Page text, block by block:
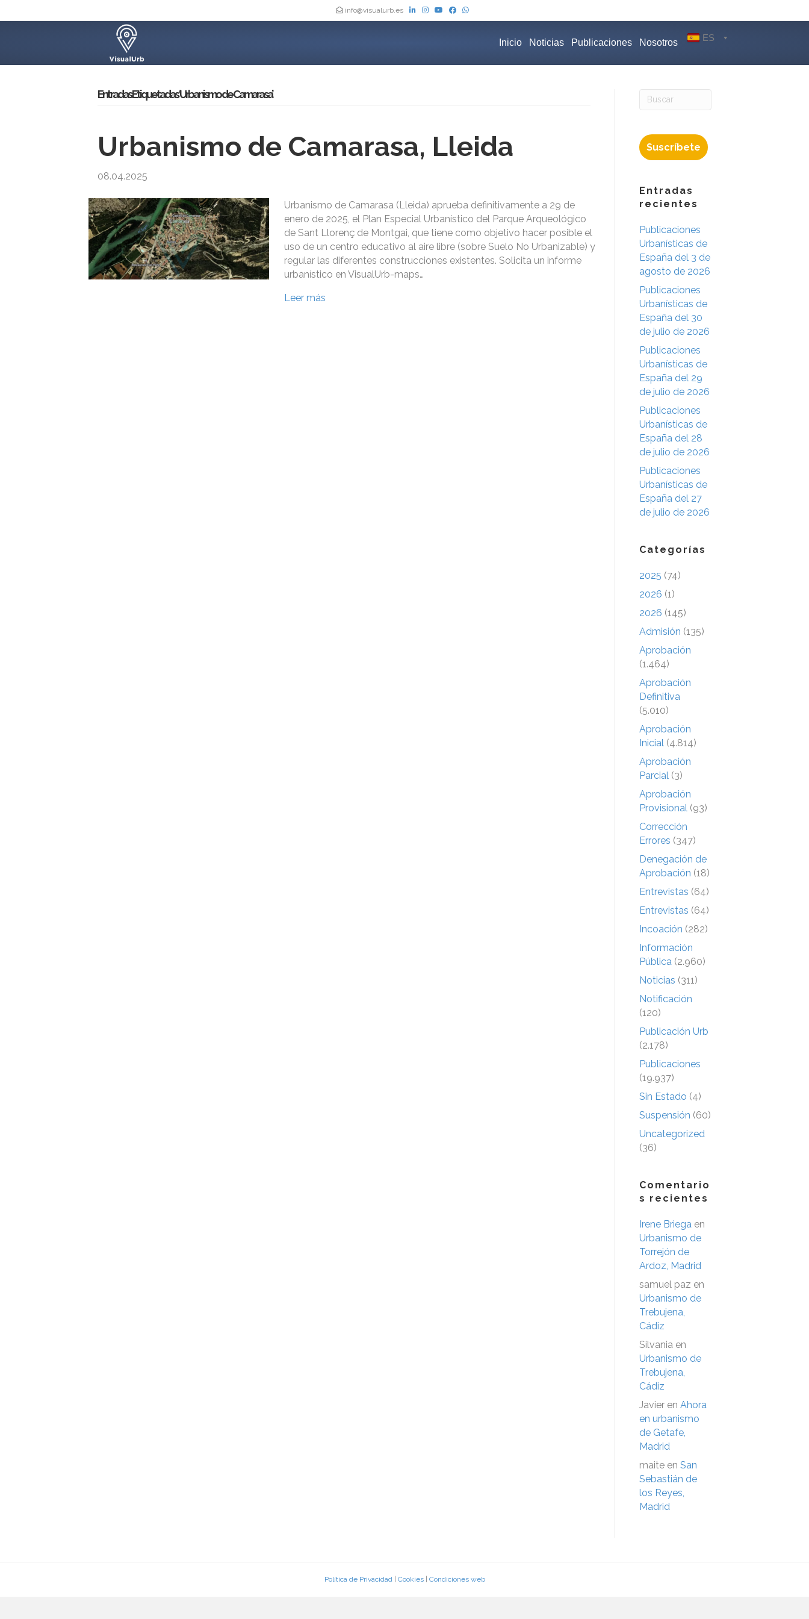
info@visualurb.es
Inicio Noticias Publicaciones Nosotros ES
Entradas Etiquetadas ‘Urbanismo de Camarasa’
Urbanismo de Camarasa, Lleida
08.04.2025
Urbanismo de Camarasa (Lleida) aprueba definitivamente a 29 de
enero de 2025, el Plan Especial Urbanístico del Parque Arqueológico
de Sant Llorenç de Montgai, que tiene como objetivo hacer posible el
uso de un centro educativo al aire libre (sobre Suelo No Urbanizable) y
regular las diferentes construcciones existentes. Solicita un informe
urbanístico en VisualUrb-maps…
Leer más
Suscríbete
Entradas
recientes
Publicaciones
Urbanísticas de
España del 3 de
agosto de 2026
Publicaciones
Urbanísticas de
España del 30
de julio de 2026
Publicaciones
Urbanísticas de
España del 29
de julio de 2026
Publicaciones
Urbanísticas de
España del 28
de julio de 2026
Publicaciones
Urbanísticas de
España del 27
de julio de 2026
Categorías
2025 (74)
2026 (1)
2026 (145)
Admisión (135)
Aprobación
(1.464)
Aprobación
Definitiva
(5.010)
Aprobación
Inicial (4.814)
Aprobación
Parcial (3)
Aprobación
Provisional (93)
Corrección
Errores (347)
Denegación de
Aprobación (18)
Entrevistas (64)
Entrevistas (64)
Incoación (282)
Información
Pública (2.960)
Noticias (311)
Notificación
(120)
Publicación Urb
(2.178)
Publicaciones
(19.937)
Sin Estado (4)
Suspensión (60)
Uncategorized
(36)
Comentario
s recientes
Irene Briega en
Urbanismo de
Torrejón de
Ardoz, Madrid
samuel paz en
Urbanismo de
Trebujena,
Cádiz
Silvania en
Urbanismo de
Trebujena,
Cádiz
Javier en Ahora
en urbanismo
de Getafe,
Madrid
maite en San
Sebastián de
los Reyes,
Madrid
Política de Privacidad| Cookies| Condiciones web